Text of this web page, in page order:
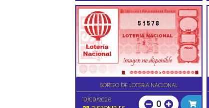
51578
SORTEO DE LOTERIA NACIONAL
19/09/2026
0